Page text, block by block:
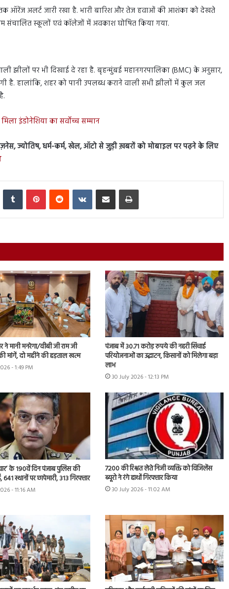
ऑरेंज अलर्ट जारी रखा है. भारी बारिश और तेज हवाओं की आशंका को देखते
संचालित स्कूलों एवं कॉलेजों में अवकाश घोषित किया गया.
झीलों पर भी दिखाई दे रहा है. बृहन्मुंबई महानगरपालिका (BMC) के अनुसार,
है. हालांकि, शहर को पानी उपलब्ध कराने वाली सभी झीलों में कुल जल
इंडोनेशिया का सर्वोच्च सम्मान
ज्योतिष, धर्म-कर्म, खेल, ऑटो से जुड़ी ख़बरों को मोबाइल पर पढ़ने के लिए
Tumblr PinterestReddit VKontakteShare via Email Print
ने मानी मनरेगा/वीबी जी राम जी
मांगें, दो महीने की हड़ताल खत्म
- 1:49 PM
पंजाब में 30.71 करोड़ रुपये की नहरी सिंचाई
परियोजनाओं का उद्घाटन, किसानों को मिलेगा बड़ा
लाभ
30 July 2026 - 12:13 PM
के 190वें दिन पंजाब पुलिस की
641 स्थानों पर छापेमारी, 313 गिरफ्तार
- 11:16 AM
7200 की रिश्वत लेते निजी व्यक्ति को विजिलेंस
ब्यूरो ने रंगे हाथों गिरफ्तार किया
30 July 2026 - 11:02 AM